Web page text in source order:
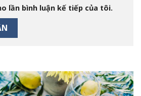
lần bình luận kế tiếp của tôi.